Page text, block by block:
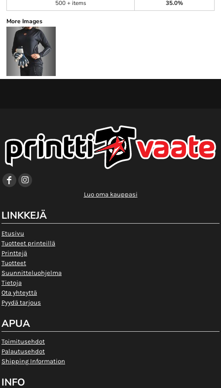
500 + items
35.0%
More Images
Luo oma kauppasi
LINKKEJÄ
Etusivu
Tuotteet printeillä
Printtejä
Tuotteet
Suunnitteluohjelma
Tietoja
Ota yhteyttä
Pyydä tarjous
APUA
Toimitusehdot
Palautusehdot
Shipping Information
INFO